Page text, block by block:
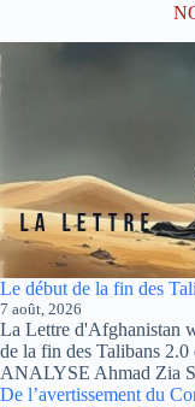
Le début de la fin des
7 août, 2026
La Lettre d'Afghanistan
de la fin des Talibans
ANALYSE Ahmad Zia
De l’avertissement du